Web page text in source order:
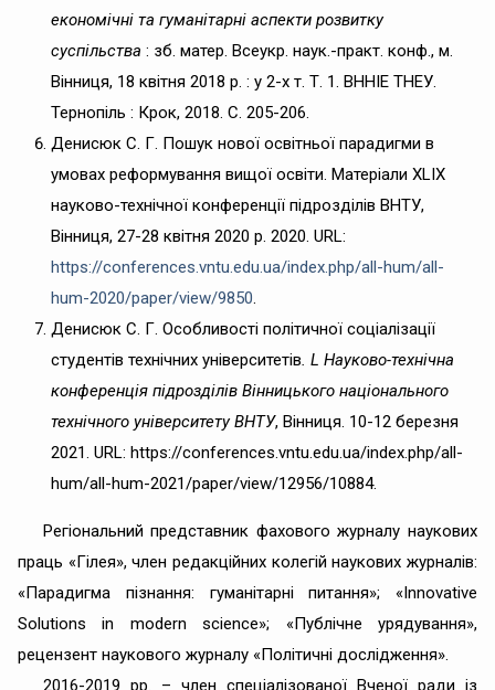
економічні та гуманітарні аспекти розвитку
суспільства : зб. матер. Всеукр. наук.-практ. конф., м.
Вінниця, 18 квітня 2018 р. : у 2-х т. Т. 1. ВННІЕ ТНЕУ.
Тернопіль : Крок, 2018. С. 205-206.
Денисюк С. Г. Пошук нової освітньої парадигми в
умовах реформування вищої освіти. Матеріали XLIX
науково-технічної конференції підрозділів ВНТУ,
Вінниця, 27-28 квітня 2020 р. 2020. URL:
https://conferences.vntu.edu.ua/index.php/all-hum/all-
hum-2020/paper/view/9850
Денисюк С. Г. Особливості політичної соціалізації
студентів технічних університетів . L Науково-технічна
конференція підрозділів Вінницького національного
технічного університету ВНТУ, Вінниця. 10-12 березня
2021. URL: https://conferences.vntu.edu.ua/index.php/all-
hum/all-hum-2021/paper/view/12956/10884.
Регіональний представник фахового журналу наукових
праць «Гілея», член редакційних колегій наукових журналів:
«Парадигма пізнання: гуманітарні питання»; «Innovative
Solutions in modern science»; «Публічне урядування»,
рецензент наукового журналу «Політичні дослідження».
2016-2019 рр. – член спеціалізованої Вченої ради із